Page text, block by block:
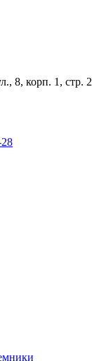
8, корп. 1, стр. 2